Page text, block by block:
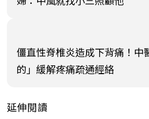
僵直性脊椎炎造成下背痛！中
的」緩解疼痛疏通經絡
延伸閱讀